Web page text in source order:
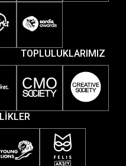
TOPLULUKLARIMIZ